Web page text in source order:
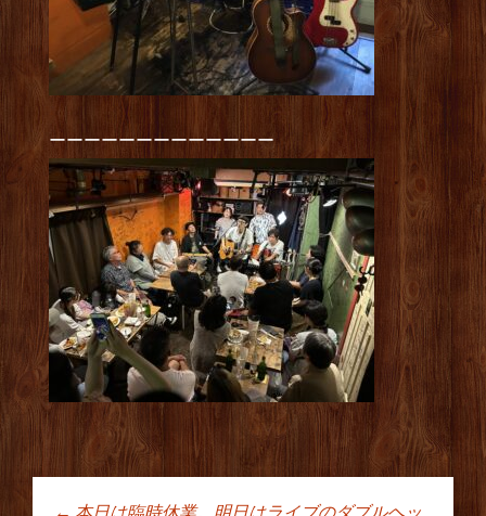
ーーーーーーーーーーーーー
← 本日は臨時休業。明日はライブのダブルヘッ